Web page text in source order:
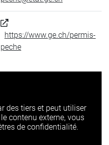
https://www.ge.ch/permis-
peche
des tiers et peut utiliser
contenu externe, vous
de confidentialité.